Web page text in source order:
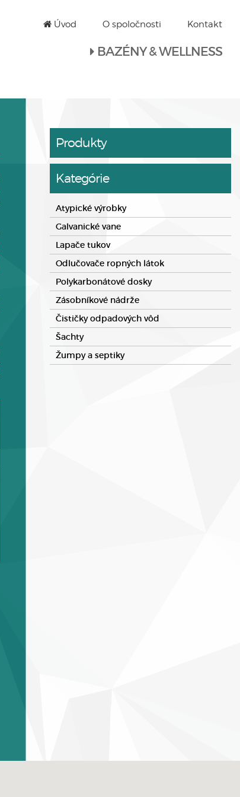
Úvod O spoločnosti Kontakt
BAZÉNY & WELLNESS
Produkty
Kategórie
Atypické výrobky
Galvanické vane
Lapače tukov
Odlučovače ropných látok
Polykarbonátové dosky
Zásobníkové nádrže
Čističky odpadových vôd
Šachty
Žumpy a septiky